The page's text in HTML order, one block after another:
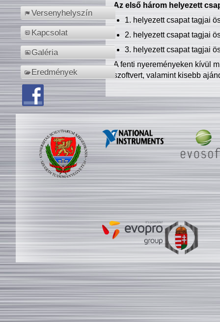
Versenyhelyszín
Kapcsolat
Galéria
Eredmények
Az első három helyezett
1. helyezett csapat tagjai
2. helyezett csapat tagjai
3. helyezett csapat tagjai
A fenti nyereményeken kívül
szoftvert, valamint kisebb